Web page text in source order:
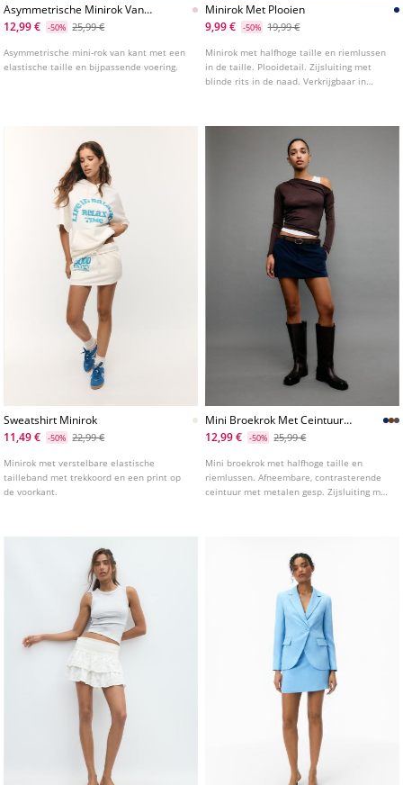
Asymmetrische Minirok Van
Kant
12,99 € -50% 25,99 €
Asymmetrische mini-rok van kant met een
elastische taille en bijpassende voering.
Minirok Met Plooien
9,99 €
-50% 19,99 €
Minirok met halfhoge taille en riemlussen
in de taille. Plooidetail. Zijsluiting met
blinde rits in de naad. Verkrijgbaar in
Sweatshirt Minirok
11,49 €
-50% 22,99 €
Minirok met verstelbare elastische
tailleband met trekkoord en een print op
de voorkant.
Mini Broekrok Met Ceintuur
L01294686
12,99 € -50% 25,99 €
Mini broekrok met halfhoge taille en
riemlussen. Afneembare, contrasterende
ceintuur met metalen gesp. Zijsluiting met